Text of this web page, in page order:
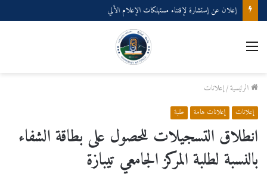
إعلان عن إستشارة لإقتناء مستهلكات الإعلام الألي
القائمة
الرئيسية/إعلانات
إعلانات إعلانات هامة طلبة
انطلاق التسجيلات للحصول على بطاقة الشفاء
بالنسبة لطلبة المركز الجامعي تيبازة